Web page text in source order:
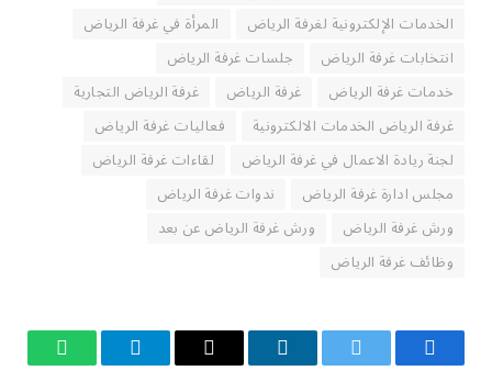
الخدمات الإلكترونية لغرفة الرياض
المرأة في غرفة الرياض
انتخابات غرفة الرياض
جلسات غرفة الرياض
خدمات غرفة الرياض
غرفة الرياض
غرفة الرياض التجارية
غرفة الرياض الخدمات الالكترونية
فعاليات غرفة الرياض
لجنة ريادة الاعمال في غرفة الرياض
لقاءات غرفة الرياض
مجلس ادارة غرفة الرياض
ندوات غرفة الرياض
ورش غرفة الرياض
ورش غرفة الرياض عن بعد
وظائف غرفة الرياض
فيسبوك تويتر لينكدإن البريد تيلقرام واتساب